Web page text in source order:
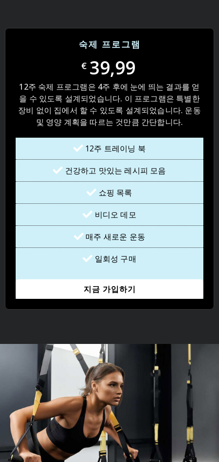
숙제 프로그램
€ 39,99
12주 숙제 프로그램은 4주 후에 눈에 띄는 결과를 얻
을 수 있도록 설계되었습니다. 이 프로그램은 특별한
장비 없이 집에서 할 수 있도록 설계되었습니다. 운동
및 영양 계획을 따르는 것만큼 간단합니다.
12주 트레이닝 북
건강하고 맛있는 레시피 모음
쇼핑 목록
비디오 데모
매주 새로운 운동
일회성 구매
지금 가입하기